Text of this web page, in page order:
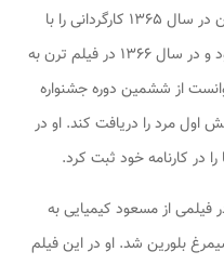
سال ۱۳۶۴ دیگر فیلم موفق او بود. قریبیان در سال ۱۳۶۵ کارگردانی را با
فیلم قابل قبول جدال در تاسوکی آغاز نمود و در سال ۱۳۶۶ در فیلم ترن به
از ششمین دوره جشنواره
اول مرد را دریافت کند. او در
در کارنامه خود ثبت کرد.
بار دیگر در فیلمی از مسعود کیمیایی به
بلورین شد. او در این فیلم